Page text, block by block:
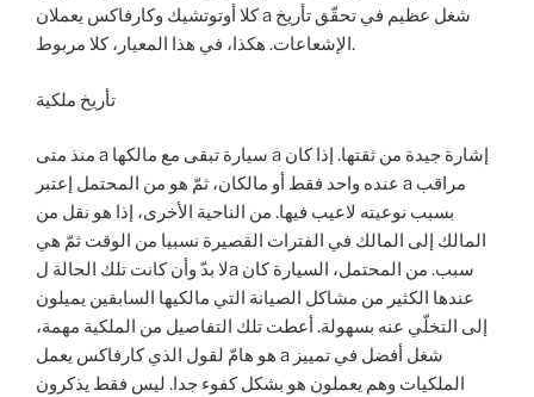
كلا أوتوتشيك وكارفاكس يعملان a شغل عظيم في تحقّق تأريخ
الإشعاعات. هكذا، في هذا المعيار، كلا مربوط.
تأريخ ملكية
منذ متى a سيارة تبقى مع مالكها a إشارة جيدة من ثقتها. إذا كان
عنده واحد فقط أو مالكان، ثمّ هو من المحتمل إعتبر a مراقب
بسبب نوعيته لاعيب فيها. من الناحية الأخرى، إذا هو نقل من
المالك إلى المالك في الفترات القصيرة نسبيا من الوقت ثمّ هي
لا بدّ وأن كانت تلك الحالة لa سبب. من المحتمل، السيارة كان
عندها الكثير من مشاكل الصيانة التي مالكيها السابقين يميلون
إلى التخلّي عنه بسهولة. أعطت تلك التفاصيل من الملكية مهمة،
هو هامّ لقول الذي كارفاكس يعمل a شغل أفضل في تمييز
الملكيات وهم يعملون هو بشكل كفوء جدا. ليس فقط يذكرون